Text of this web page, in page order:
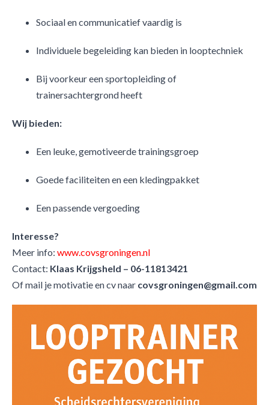
Sociaal en communicatief vaardig is
Individuele begeleiding kan bieden in looptechniek
Bij voorkeur een sportopleiding of
trainersachtergrond heeft
Wij bieden:
Een leuke, gemotiveerde trainingsgroep
Goede faciliteiten en een kledingpakket
Een passende vergoeding
Interesse?
Meer info: www.covsgroningen.nl
Contact: Klaas Krijgsheld – 06-11813421
Of mail je motivatie en cv naar covsgroningen@gmail.com